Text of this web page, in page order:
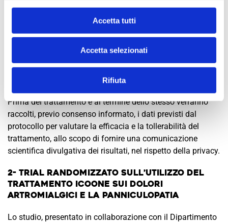
Accetta tutti
Accetta selezionati
Rifiuta
medici volontari dell’Associazione, e il trattamento di un
certo numero di casi per saggiare la fattibilità e il
gradimento, visti gli ottimi riscontri abbiamo deciso di
le indicazioni la possibilità di effettuare un percorso di
trattamenti Icoone , associato a terapia nutrizionale e
Prima del trattamento e al termine dello stesso verranno
raccolti, previo consenso informato, i dati previsti dal
protocollo per valutare la efficacia e la tollerabilità del
trattamento, allo scopo di fornire una comunicazione
scientifica divulgativa dei risultati, nel rispetto della privacy.
2- TRIAL RANDOMIZZATO SULL’UTILIZZO DEL
TRATTAMENTO ICOONE SUI DOLORI
ARTROMIALGICI E LA PANNICULOPATIA
Lo studio, presentato in collaborazione con il Dipartimento